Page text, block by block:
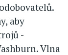
aby
-
Vlna